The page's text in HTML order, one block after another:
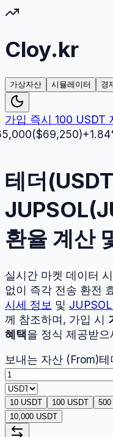
Cloy.kr
가상자산 시뮬레이터 경
가입 즉시 100 USDT
($69,250)+1.84%이
테더
환율 계산
실시간 마켓 데이터
없이 즉각 전송 환전
시세 정보 및 JUPSOL
께 참조하며, 가입 시
혜택을 정식 제공받으
보내는 자산 (From)테
10 USDT 100 USDT 500
10,000 USDT